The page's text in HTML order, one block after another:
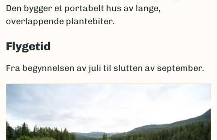
Den bygger et portabelt hus av lange,
overlappende plantebiter.
Flygetid
Fra begynnelsen av juli til slutten av september.